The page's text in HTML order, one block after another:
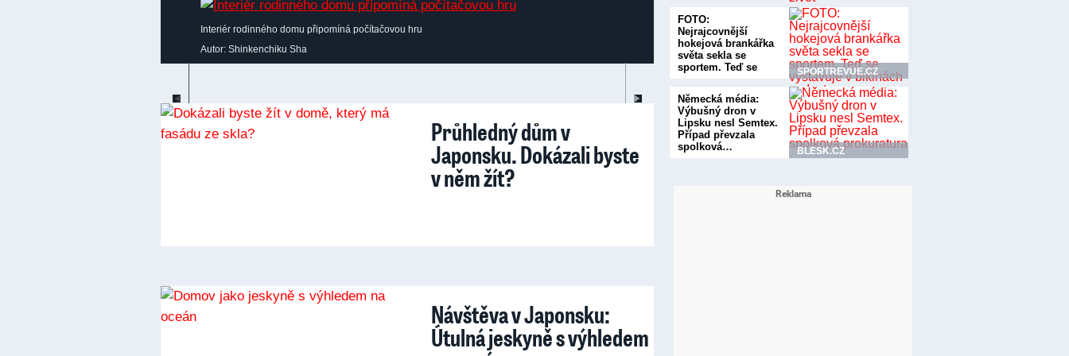
Interiér rodinného domu připomíná počítačovou hru
Autor: Shinkenchiku Sha
Průhledný dům v
Japonsku. Dokázali byste
v něm žít?
Návštěva v Japonsku:
Útulná jeskyně s výhledem
FOTO:
Nejrajcovnější
hokejová brankářka
světa sekla se
sportem. Teď se
SPORTREVUE.CZ
Německá média:
Výbušný dron v
Lipsku nesl Semtex.
Případ převzala
spolková…
BLESK.CZ